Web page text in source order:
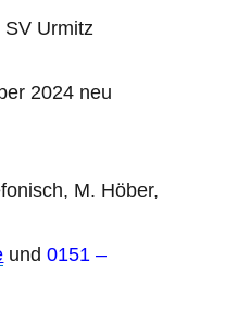
SV Urmitz
2024 neu
M. Höber,
und0151 –